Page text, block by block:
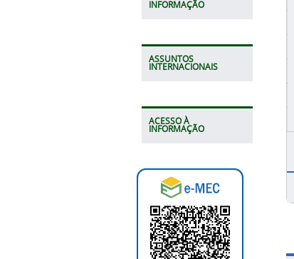
INFORMAÇÃO
ASSUNTOS
INTERNACIONAIS
ACESSO À
INFORMAÇÃO